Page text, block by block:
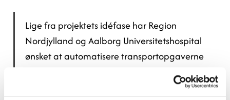
Lige fra projektets idéfase har Region
Nordjylland og Aalborg Universitetshospital
ønsket at automatisere transportopgaverne
på det nye hospital i Aalborg. Derfor har
AGV-transport været en del af alle faser af